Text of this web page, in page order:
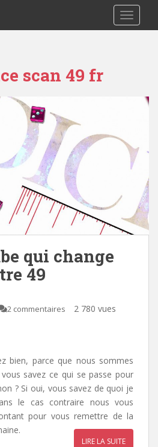
scan 49 fr
qui change
49
2 commentaires 2 780 vues
bien, parce que nous sommes
savez ce qui se passe pour
? Si oui, vous savez de quoi je
le cas contraire nous vous
pour vous remettre de la
LIRE LA SUITE